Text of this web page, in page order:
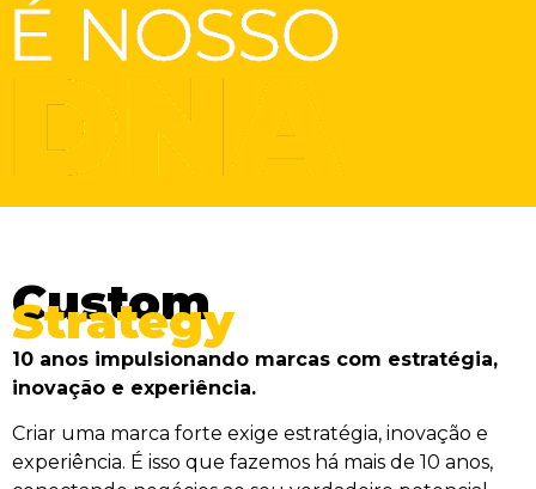
Custom
Strategy
10 anos impulsionando marcas com estratégia,
inovação e experiência.
Criar uma marca forte exige estratégia, inovação e
experiência. É isso que fazemos há mais de 10 anos,